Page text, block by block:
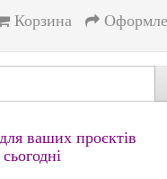
Корзина
ваших проєктів